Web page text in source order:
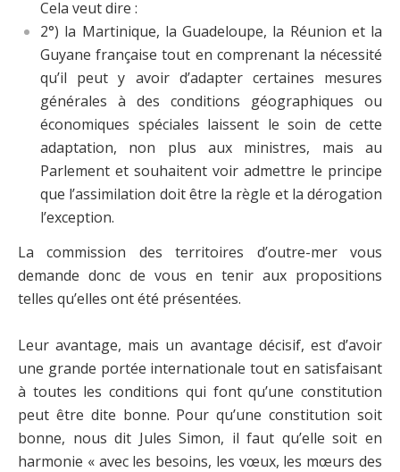
Cela veut dire :
2°) la Martinique, la Guadeloupe, la Réunion et la
Guyane française tout en comprenant la nécessité
qu’il peut y avoir d’adapter certaines mesures
générales à des conditions géographiques ou
économiques spéciales laissent le soin de cette
adaptation, non plus aux ministres, mais au
Parlement et souhaitent voir admettre le principe
que l’assimilation doit être la règle et la dérogation
l’exception.
La commission des territoires d’outre-mer vous
demande donc de vous en tenir aux propositions
telles qu’elles ont été présentées.
Leur avantage, mais un avantage décisif, est d’avoir
une grande portée internationale tout en satisfaisant
à toutes les conditions qui font qu’une constitution
peut être dite bonne. Pour qu’une constitution soit
bonne, nous dit Jules Simon, il faut qu’elle soit en
harmonie « avec les besoins, les vœux, les mœurs des